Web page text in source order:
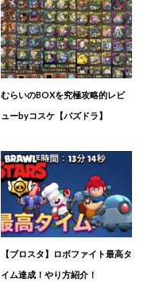
むらいのBOXを究極攻略的レビ
ューbyコスケ【パズドラ】
【ブロスタ】ロボファイト最高タ
イム達成！やり方紹介！